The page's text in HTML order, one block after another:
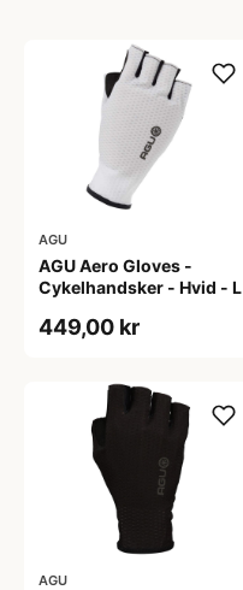
AGU
AGU Aero Gloves -
Cykelhandsker - Hvid - L
449,00 kr
AGU